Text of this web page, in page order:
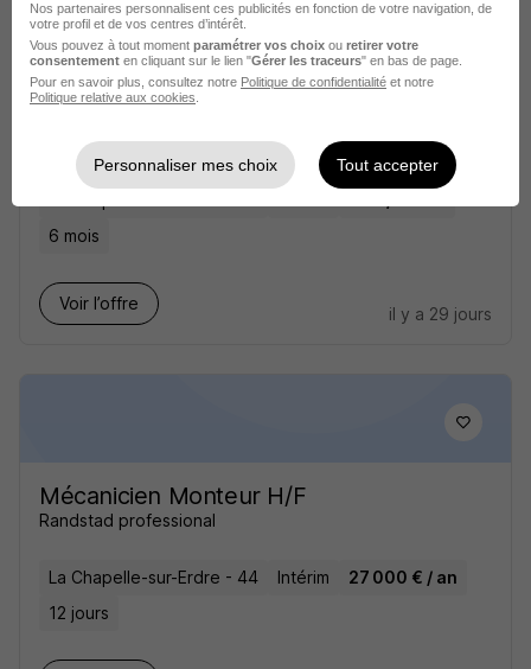
Adecco
6 mois
Voir l’offre
il y a 29 jours
Mécanicien Monteur H/F
Randstad professional
La Chapelle-sur-Erdre - 44 Intérim
27 000 € / an
12 jours
Nos partenaires personnalisent ces publicités en fonction de votre navigation, de
votre profil et de vos centres d’intérêt.
Vous pouvez à tout moment paramétrer vos choix ou retirer votre
consentement en cliquant sur le lien "Gérer les traceurs" en bas de page.
Pour en savoir plus, consultez notre Politique de confidentialité et notre
Politique relative aux cookies
Personnaliser mes choix Tout accepter